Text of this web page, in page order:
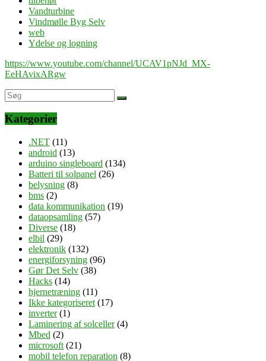
Vandturbine
Vindmølle Byg Selv
web
Ydelse og logning
https://www.youtube.com/channel/UCAV1pNJd_MX-
EeHAvixARgw
Kategorier
.NET (11)
android (13)
arduino singleboard (134)
Batteri til solpanel (26)
belysning (8)
bms (2)
data kommunikation (19)
dataopsamling (57)
Diverse (18)
elbil (29)
elektronik (132)
energiforsyning (96)
Gør Det Selv (38)
Hacks (14)
hjernetræning (11)
Ikke kategoriseret (17)
inverter(1)
Laminering af solceller(4)
Mbed (2)
microsoft (21)
mobil telefon reparation (8)